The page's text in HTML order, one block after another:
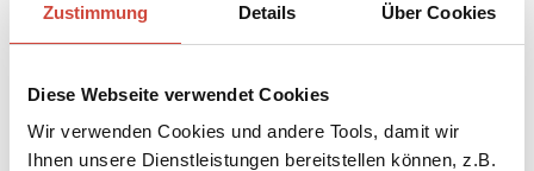
Zustimmung Details Über Cookies
Diese Webseite verwendet Cookies
Wir verwenden Cookies und andere Tools, damit wir
Ihnen unsere Dienstleistungen bereitstellen können, z.B.